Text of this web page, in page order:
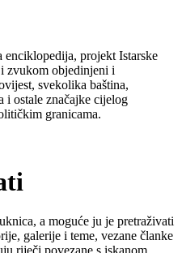
enciklopedija, projekt Istarske
zvukom objedinjeni i
svekolika baština,
i ostale značajke cijelog
granicama.
a moguće ju je pretraživati
galerije i teme, vezane članke